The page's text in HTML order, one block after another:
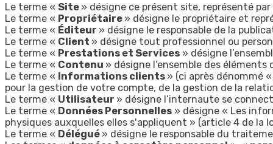
Le terme « Site » désigne ce présent site, représenté
Le terme « Propriétaire » désigne le propriétaire et
Le terme « Éditeur » désigne le responsable de la
Le terme « Client » désigne tout professionnel ou
Le terme « Prestations et Services » désigne
Le terme « Contenu » désigne l’ensemble des
Le terme « Informations clients » (ci après dénommé
pour la gestion de votre compte, de la gestion de la
Le terme « Utilisateur » désigne l’internaute se
Le terme « Données Personnelles » désigne « Les
physiques auxquelles elles s'appliquent » (article 4 de la
Le terme « Délégué » désigne le responsable du